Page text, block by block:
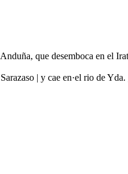
que desemboca en el
| y cae en·el rio de